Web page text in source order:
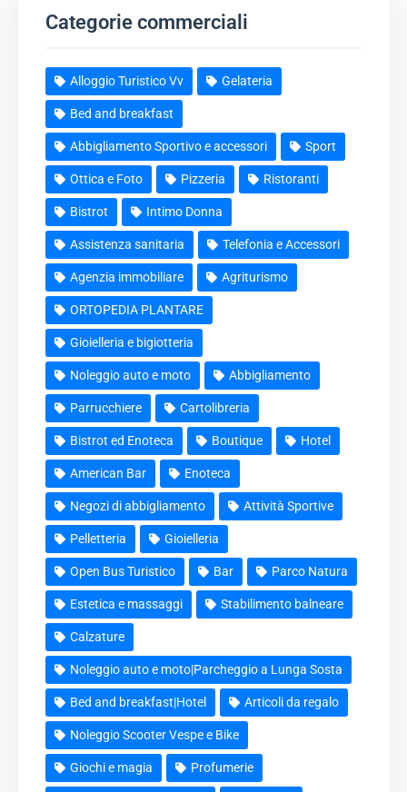
Categorie commerciali
Alloggio Turistico Vv Gelateria
Bed and breakfast
Abbigliamento Sportivo e accessori Sport
Ottica e Foto Pizzeria Ristoranti
Bistrot Intimo Donna
Assistenza sanitaria Telefonia e Accessori
Agenzia immobiliare Agriturismo
ORTOPEDIA PLANTARE
Gioielleria e bigiotteria
Noleggio auto e moto Abbigliamento
Parrucchiere Cartolibreria
Bistrot ed Enoteca Boutique Hotel
American Bar Enoteca
Negozi di abbigliamento Attività Sportive
Pelletteria Gioielleria
Open Bus Turistico Bar Parco Natura
Estetica e massaggi Stabilimento balneare
Calzature
Noleggio auto e moto|Parcheggio a Lunga Sosta
Bed and breakfast|Hotel Articoli da regalo
Noleggio Scooter Vespe e Bike
Giochi e magia Profumerie